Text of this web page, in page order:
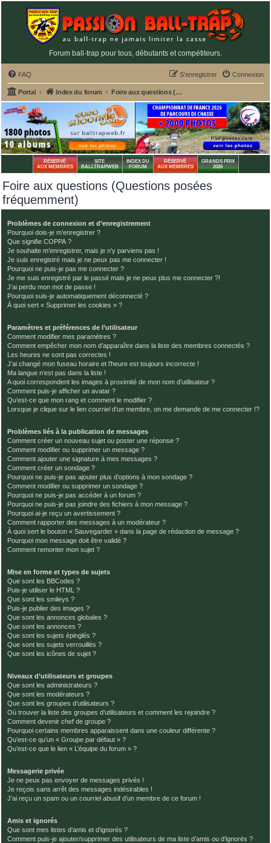
Forum ball-trap pour tous, débutants et compétiteurs.
FAQ Connexion
S’enregistrer
Portal Index du forum Foire aux questions (Questions posées fréquemment)
RÉSERVÉ
AUX MEMBRES
SITE
BALLTRAPWEB
INDEX DU
FORUM
RÉSERVÉ
AUX MEMBRES
GRANDS PRIX
2026
Foire aux questions (Questions posées
fréquemment)
Problèmes de connexion et d’enregistrement
Pourquoi dois-je m’enregistrer ?
Que signifie COPPA ?
Je souhaite m’enregistrer, mais je n’y parviens pas !
Je suis enregistré mais je ne peux pas me connecter !
Pourquoi ne puis-je pas me connecter ?
Je me suis enregistré par le passé mais je ne peux plus me connecter ?!
J’ai perdu mon mot de passe !
Pourquoi suis-je automatiquement déconnecté ?
À quoi sert « Supprimer les cookies » ?
Paramètres et préférences de l’utilisateur
Comment modifier mes paramètres ?
Comment empêcher mon nom d’apparaître dans la liste des membres connectés ?
Les heures ne sont pas correctes !
J’ai changé mon fuseau horaire et l’heure est toujours incorrecte !
Ma langue n’est pas dans la liste !
A quoi correspondent les images à proximité de mon nom d’utilisateur ?
Comment puis-je afficher un avatar ?
Qu’est-ce que mon rang et comment le modifier ?
Lorsque je clique sur le lien courrield’un membre, on me demande de me connecter !?
Problèmes liés à la publication de messages
Comment créer un nouveau sujet ou poster une réponse ?
Comment modifier ou supprimer un message ?
Comment ajouter une signature à mes messages ?
Comment créer un sondage ?
Pourquoi ne puis-je pas ajouter plus d’options à mon sondage ?
Comment modifier ou supprimer un sondage ?
Pourquoi ne puis-je pas accéder à un forum ?
Pourquoi ne puis-je pas joindre des fichiers à mon message ?
Pourquoi ai-je reçu un avertissement ?
Comment rapporter des messages à un modérateur ?
À quoi sert le bouton « Sauvegarder » dans la page de rédaction de message ?
Pourquoi mon message doit être validé ?
Comment remonter mon sujet ?
Mise en forme et types de sujets
Que sont les BBCodes ?
Puis-je utiliser le HTML ?
Que sont les smileys ?
Puis-je publier des images ?
Que sont les annonces globales ?
Que sont les annonces ?
Que sont les sujets épinglés ?
Que sont les sujets verrouillés ?
Que sont les icônes de sujet ?
Niveaux d’utilisateurs et groupes
Que sont les administrateurs ?
Que sont les modérateurs ?
Que sont les groupes d’utilisateurs ?
Où trouver la liste des groupes d’utilisateurs et comment les rejoindre ?
Comment devenir chef de groupe ?
Pourquoi certains membres apparaissent dans une couleur différente ?
Qu’est-ce qu’un « Groupe par défaut » ?
Qu’est-ce que le lien « L’équipe du forum » ?
Messagerie privée
Je ne peux pas envoyer de messages privés !
Je reçois sans arrêt des messages indésirables !
J’ai reçu un spam ou un courriel abusif d’un membre de ce forum !
Amis et ignorés
Que sont mes listes d’amis et d’ignorés ?
Comment puis-je ajouter/supprimer des utilisateurs de ma liste d’amis ou d’ignorés ?